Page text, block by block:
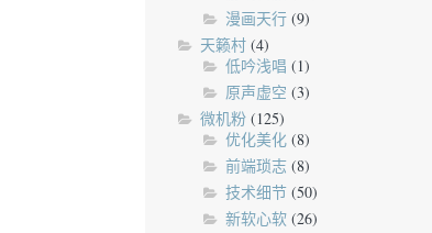
漫画天行(9)
天籁村(4)
低吟浅唱 (1)
原声虚空 (3)
微机粉(125)
优化美化(8)
前端琐志(8)
技术细节(50)
新软心软(26)